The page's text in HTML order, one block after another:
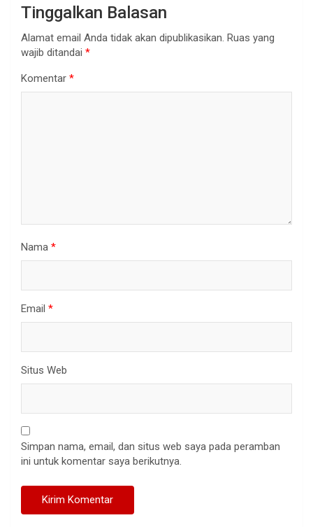
Tinggalkan Balasan
Alamat email Anda tidak akan dipublikasikan. Ruas yang
wajib ditandai *
Komentar *
Nama *
Email *
Situs Web
Simpan nama, email, dan situs web saya pada peramban
ini untuk komentar saya berikutnya.